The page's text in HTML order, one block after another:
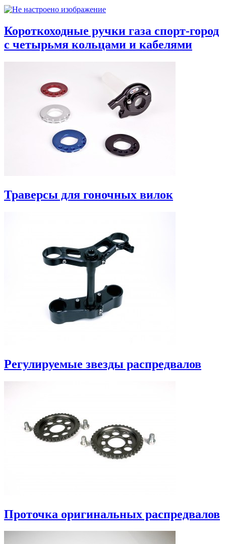
Короткоходные ручки газа спорт-город
с четырьмя кольцами и кабелями
Траверсы для гоночных вилок
Регулируемые звезды распредвалов
Проточка оригинальных распредвалов